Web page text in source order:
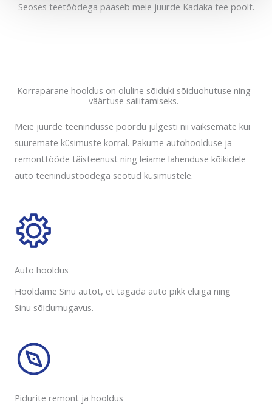
Seoses teetöödega pääseb meie juurde Kadaka tee poolt.
Korrapärane hooldus on oluline sõiduki sõiduohutuse ning
väärtuse säilitamiseks.
Meie juurde teenindusse pöördu julgesti nii väiksemate kui
suuremate küsimuste korral. Pakume autohoolduse ja
remonttööde täisteenust ning leiame lahenduse kõikidele
auto teenindustöödega seotud küsimustele.
Auto hooldus​
Hooldame Sinu autot, et tagada auto pikk eluiga ning
Sinu sõidumugavus.
Pidurite remont ja hooldus